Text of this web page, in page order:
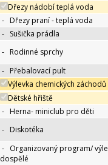
Dřezy nádobí teplá voda
- Dřezy praní - teplá voda
- Sušička prádla
- Rodinné sprchy
- Přebalovací pult
Výlevka chemických záchodů
Dětské hřiště
- Herna- miniclub pro děti
- Diskotéka
- Organizovaný program/
dospělé